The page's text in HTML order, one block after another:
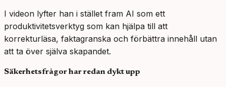
I videon lyfter han i stället fram AI som ett
produktivitetsverktyg som kan hjälpa till att
korrekturläsa, faktagranska och förbättra innehåll utan
att ta över själva skapandet.
Säkerhetsfrågor har redan dykt upp